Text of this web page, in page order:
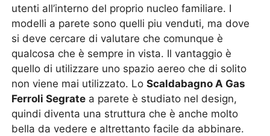
utenti all’interno del proprio nucleo familiare. I
modelli a parete sono quelli piu venduti, ma dove
si deve cercare di valutare che comunque è
qualcosa che è sempre in vista. Il vantaggio è
quello di utilizzare uno spazio aereo che di solito
non viene mai utilizzato. LoScaldabagno A Gas
Ferroli Segrate a parete è studiato nel design,
quindi diventa una struttura che è anche molto
bella da vedere e altrettanto facile da abbinare.